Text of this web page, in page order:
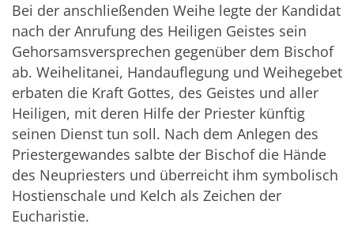
Bei der anschließenden Weihe legte der Kandidat
nach der Anrufung des Heiligen Geistes sein
Gehorsamsversprechen gegenüber dem Bischof
ab. Weihelitanei, Handauflegung und Weihegebet
erbaten die Kraft Gottes, des Geistes und aller
Heiligen, mit deren Hilfe der Priester künftig
seinen Dienst tun soll. Nach dem Anlegen des
Priestergewandes salbte der Bischof die Hände
des Neupriesters und überreicht ihm symbolisch
Hostienschale und Kelch als Zeichen der
Eucharistie.